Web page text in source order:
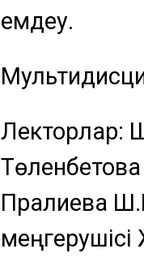
емдеу.
Лекторлар:
Пралиева